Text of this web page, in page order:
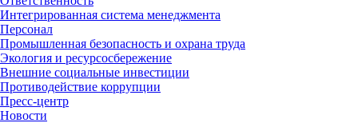
Интегрированная система менеджмента
Персонал
Промышленная безопасность и охрана труда
Экология и ресурсосбережение
Внешние социальные инвестиции
Противодействие коррупции
Пресс-центр
Новости